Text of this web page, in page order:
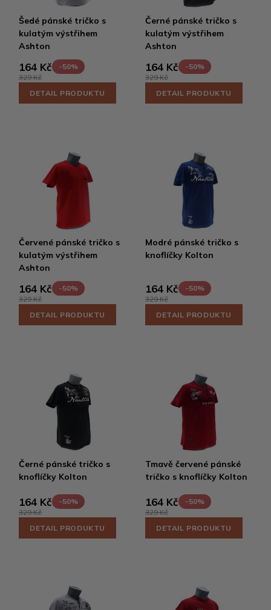
Šedé pánské tričko s
kulatým výstřihem
Ashton
164 Kč
-50%
329 Kč
DETAIL PRODUKTU
Černé pánské tričko s
kulatým výstřihem
Ashton
164 Kč
-50%
329 Kč
DETAIL PRODUKTU
Červené pánské tričko s
kulatým výstřihem
Ashton
164 Kč
-50%
329 Kč
DETAIL PRODUKTU
Modré pánské tričko s
knoflíčky Kolton
164 Kč
-50%
329 Kč
DETAIL PRODUKTU
Černé pánské tričko s
knoflíčky Kolton
164 Kč
-50%
329 Kč
DETAIL PRODUKTU
Tmavě červené pánské
tričko s knoflíčky Kolton
164 Kč
-50%
329 Kč
DETAIL PRODUKTU